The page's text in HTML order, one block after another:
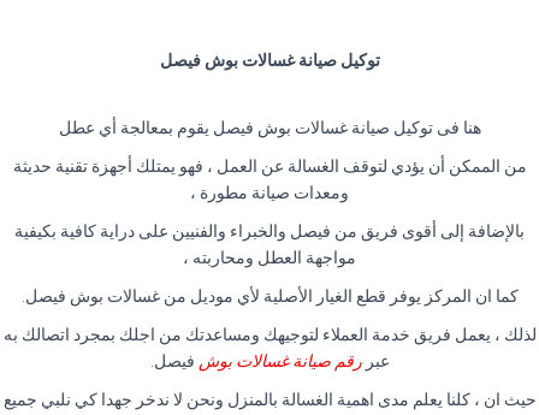
توكيل صيانة غسالات بوش فيصل
هنا فى توكيل صيانة غسالات بوش فيصل يقوم بمعالجة أي عطل
من الممكن أن يؤدي لتوقف الغسالة عن العمل ، فهو يمتلك أجهزة تقنية حديثة
ومعدات صيانة مطورة ،
بالإضافة إلى أقوى فريق من فيصل والخبراء والفنيين على دراية كافية بكيفية
مواجهة العطل ومحاربته ،
كما ان المركز يوفر قطع الغيار الأصلية لأي موديل من غسالات بوش فيصل.
لذلك ، يعمل فريق خدمة العملاء لتوجيهك ومساعدتك من اجلك بمجرد اتصالك به
عبررقم صيانة غسالات بوش فيصل.
حيث ان ، كلنا يعلم مدى اهمية الغسالة بالمنزل ونحن لا ندخر جهدا كي نلبي جميع